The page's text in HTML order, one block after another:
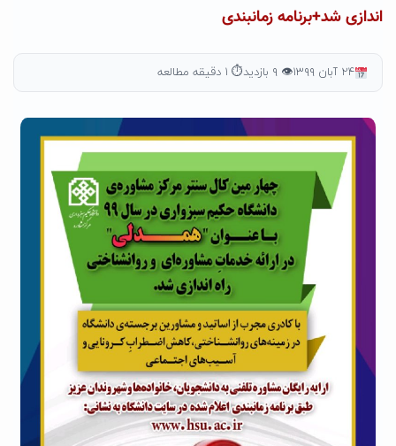
اندازی شد+برنامه زمانبندی
۲۴ آبان ۱۳۹۹ 👁 ۹ بازدید ⏱ ۱ دقیقه مطالعه